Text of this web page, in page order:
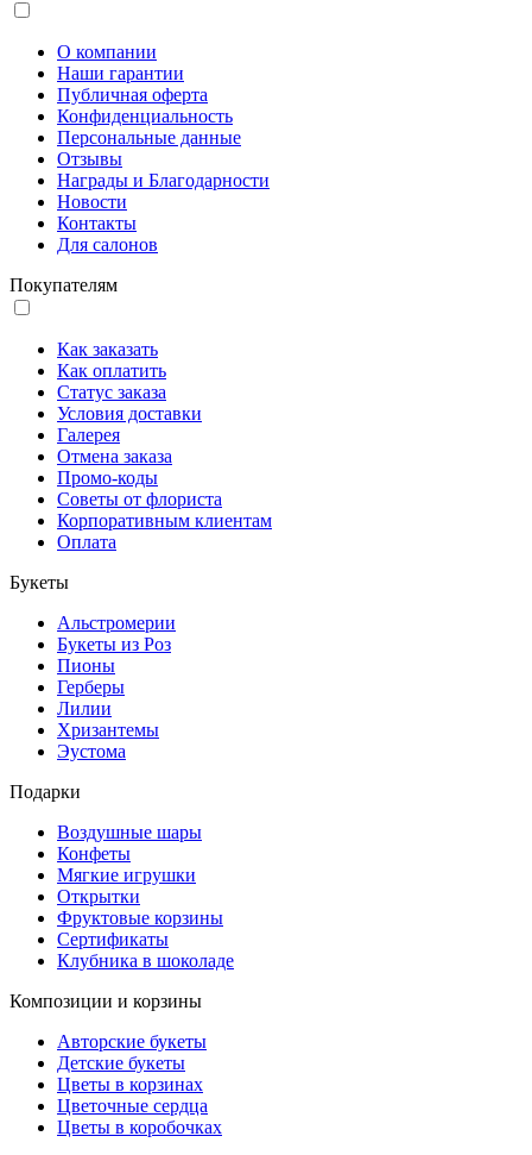
О компании
Наши гарантии
Публичная оферта
Конфиденциальность
Персональные данные
Отзывы
Награды и Благодарности
Новости
Контакты
Для салонов
Покупателям
Как заказать
Как оплатить
Статус заказа
Условия доставки
Галерея
Отмена заказа
Промо-коды
Советы от флориста
Корпоративным клиентам
Оплата
Букеты
Альстромерии
Букеты из Роз
Пионы
Герберы
Лилии
Хризантемы
Эустома
Подарки
Воздушные шары
Конфеты
Мягкие игрушки
Открытки
Фруктовые корзины
Сертификаты
Клубника в шоколаде
Композиции и корзины
Авторские букеты
Детские букеты
Цветы в корзинах
Цветочные сердца
Цветы в коробочках